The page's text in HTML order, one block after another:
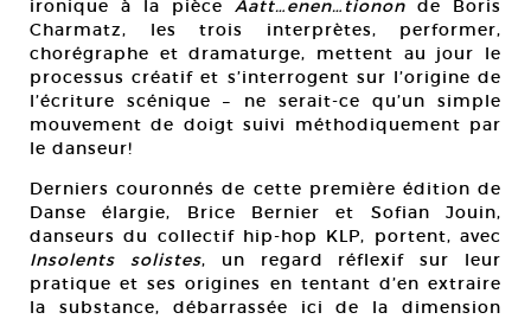
ironique à la pièce Aatt…enen…tionon de Boris
Charmatz, les trois interprètes, performer,
chorégraphe et dramaturge, mettent au jour le
processus créatif et s’interrogent sur l’origine de
l’écriture scénique – ne serait-ce qu’un simple
mouvement de doigt suivi méthodiquement par
le danseur!
Derniers couronnés de cette première édition de
Danse élargie, Brice Bernier et Sofian Jouin,
danseurs du collectif hip-hop KLP, portent, avec
Insolents solistes, un regard réflexif sur leur
pratique et ses origines en tentant d’en extraire
la substance, débarrassée ici de la dimension